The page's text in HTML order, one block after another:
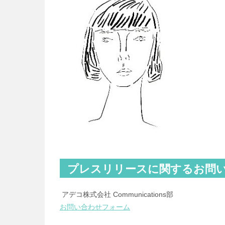
プレスリリースに関するお問
アデコ株式会社 Communications部
お問い合わせフォーム